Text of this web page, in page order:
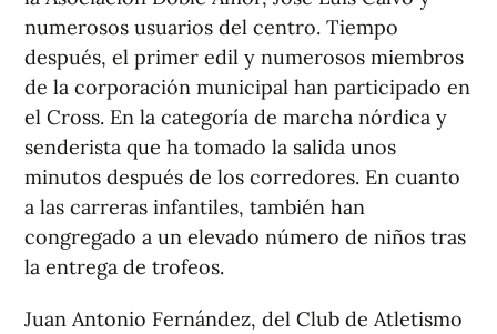
numerosos usuarios del centro. Tiempo
después, el primer edil y numerosos miembros
de la corporación municipal han participado en
el Cross. En la categoría de marcha nórdica y
senderista que ha tomado la salida unos
minutos después de los corredores. En cuanto
a las carreras infantiles, también han
congregado a un elevado número de niños tras
la entrega de trofeos.
Juan Antonio Fernández, del Club de Atletismo